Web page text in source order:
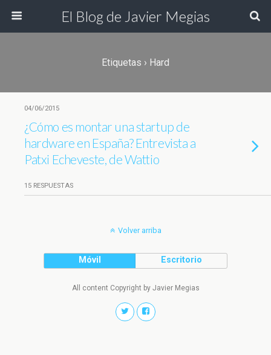
El Blog de Javier Megias
Etiquetas › Hard
04/06/2015
¿Cómo es montar una startup de
hardware en España? Entrevista a
Patxi Echeveste, de Wattio
15 RESPUESTAS
Volver arriba
Móvil Escritorio
All content Copyright by Javier Megias